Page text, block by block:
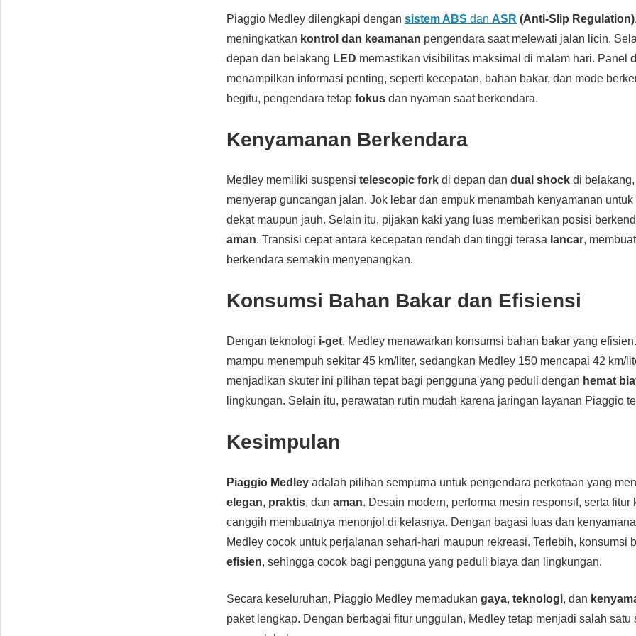
Piaggio Medley dilengkapi dengansistem ABS dan ASR (Anti-Slip Regulation)
meningkatkan kontrol dan keamanan pengendara saat melewati jalan licin.
depan dan belakang LED memastikan visibilitas maksimal di malam hari. Panel
menampilkan informasi penting, seperti kecepatan, bahan bakar, dan mode
begitu, pengendara tetapfokus dan nyaman saat berkendara.
Kenyamanan Berkendara
Medley memiliki suspensitelescopic fork di depan dandual shock di
menyerap guncangan jalan. Jok lebar dan empuk menambah kenyamanan
dekat maupun jauh. Selain itu, pijakan kaki yang luas memberikan posisi
aman. Transisi cepat antara kecepatan rendah dan tinggi terasa lancar,
berkendara semakin menyenangkan.
Konsumsi Bahan Bakar dan Efisiensi
Dengan teknologi i-get, Medley menawarkan konsumsi bahan bakar yang
mampu menempuh sekitar 45 km/liter, sedangkan Medley 150 mencapai 42 km/
menjadikan skuter ini pilihan tepat bagi pengguna yang peduli dengan hemat
lingkungan. Selain itu, perawatan rutin mudah karena jaringan layanan Piaggio
Kesimpulan
Piaggio Medley adalah pilihan sempurna untuk pengendara perkotaan yang
elegan, praktis, danaman. Desain modern, performa mesin responsif, serta fitur
canggih membuatnya menonjol di kelasnya. Dengan bagasi luas dan
Medley cocok untuk perjalanan sehari-hari maupun rekreasi. Terlebih, konsumsi
efisien, sehingga cocok bagi pengguna yang peduli biaya dan lingkungan.
Secara keseluruhan, Piaggio Medley memadukangaya,teknologi, dan
paket lengkap. Dengan berbagai fitur unggulan, Medley tetap menjadi salah satu